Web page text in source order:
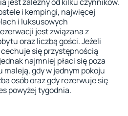
i kempingi, najwięcej
i luksusowych
jest związana z
oraz liczbą gości. Jeżeli
się przystępnością
najmniej płaci się poza
maleją, gdy w jednym pokoju
osób oraz gdy rezerwuje się
powyżej tygodnia.